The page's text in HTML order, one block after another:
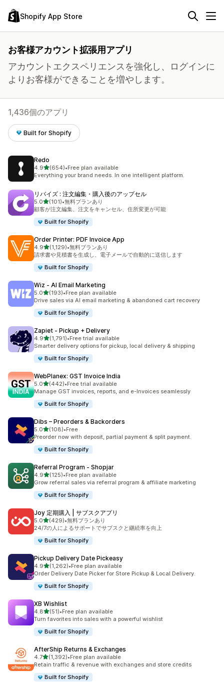
Shopify App Store
お客様アカウント拡張用アプリ
アカウントエクスペリエンスを強化し、ログインに
よりお客様ができることを増やします。
1,436個のアプリ
Built for Shopify
Redo
4.95つ星中
(654)
合計レビュー数：654件
•Free plan available
Everything your brand needs. In one intelligent platform.
リバイズ : 注文編集・購入後のアップセル
5.05つ星中
(101)
合計レビュー数：101件
•無料プランあり
顧客が注文編集、注文をキャンセル、住所変更が可能
Built for Shopify
Order Printer: PDF Invoice App
4.95つ星中
(1,129)
合計レビュー数：1129件
•無料プランあり
請求書や見積書を生成し、電子メールで自動的に送信します
Built for Shopify
Wiz ‑ AI Email Marketing
5.05つ星中
(193)
合計レビュー数：193件
•Free plan available
Drive sales via AI email marketing & abandoned cart recovery
Built for Shopify
Zapiet ‑ Pickup + Delivery
4.95つ星中
(1,791)
合計レビュー数：1791件
•Free trial available
Smarter delivery options for pickup, local delivery & shipping
Built for Shopify
WebPlanex: GST Invoice India
5.05つ星中
(442)
合計レビュー数：442件
•Free trial available
Manage GST invoices, reports, and e-Invoices seamlessly
Built for Shopify
Dibs – Preorders & Backorders
5.05つ星中
(108)
合計レビュー数：108件
•Free
Preorder now with deposit, partial payment & split payment.
Built for Shopify
Referral Program ‑ Shopjar
4.95つ星中
(125)
合計レビュー数：125件
•Free plan available
Grow referral sales via referral program & affiliate marketing
Built for Shopify
Joy 定期購入 | サブスクアプリ
5.05つ星中
(429)
合計レビュー数：429件
•無料プランあり
24/7の人によるサポートでサブスクと継続率を向上
Built for Shopify
Pickup Delivery Date Pickeasy
4.95つ星中
(1,262)
合計レビュー数：1262件
•Free plan available
Order Delivery Date Picker for Store Pickup & Local Delivery.
Built for Shopify
XB Wishlist
4.85つ星中
(51)
合計レビュー数：51件
•Free plan available
Turn favorites into sales with a powerful wishlist
Built for Shopify
AfterShip Returns & Exchanges
4.75つ星中
(1,392)
合計レビュー数：1392件
•Free plan available
Retain traffic & revenue with exchanges and store credits
Built for Shopify